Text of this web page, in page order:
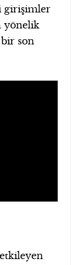
girişimler
yönelik
son